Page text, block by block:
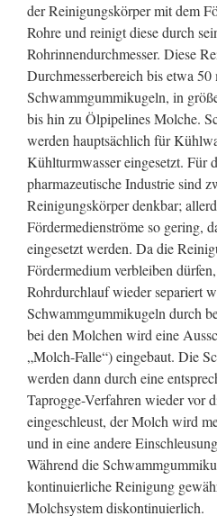
der Reinigungskörper mit dem
Rohre und reinigt diese durch
Rohrinnendurchmesser. Diese
Durchmesserbereich bis etwa 50
Schwammgummikugeln, in
bis hin zu Ölpipelines Molche.
werden hauptsächlich für
Kühlturmwasser eingesetzt. Für
pharmazeutische Industrie sind
Reinigungskörper denkbar;
Fördermedienströme so gering,
eingesetzt werden. Da die
Fördermedium verbleiben
Rohrdurchlauf wieder separiert
Schwammgummikugeln durch
bei den Molchen wird eine
„Molch-Falle“) eingebaut. Die
werden dann durch eine
Taprogge-Verfahren wieder vor
eingeschleust, der Molch wird
und in eine andere
Während die
kontinuierliche Reinigung
Molchsystem diskontinuierlich.